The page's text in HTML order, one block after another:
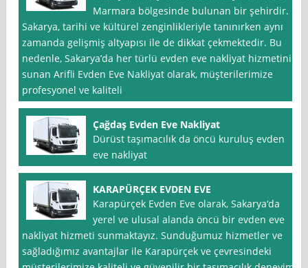
Marmara bölgesinde bulunan bir şehirdir.
Sakarya, tarihi ve kültürel zenginlikleriyle tanınırken aynı
zamanda gelişmiş altyapısı ile de dikkat çekmektedir. Bu
nedenle, Sakarya’da her türlü evden eve nakliyat hizmetini
sunan Arifli Evden Eve Nakliyat olarak, müşterilerimize
profesyonel ve kaliteli
Çağdaş Evden Eve Nakliyat
Dürüst taşımacılık da öncü kuruluş evden
eve nakliyat
KARAPÜRÇEK EVDEN EVE
Karapürçek Evden Eve olarak, Sakarya‘da
yerel ve ulusal alanda öncü bir evden eve
nakliyat hizmeti sunmaktayız. Sunduğumuz hizmetler ve
sağladığımız avantajlar ile Karapürçek ve çevresindeki